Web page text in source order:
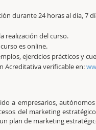
durante 24 horas al día, 7
realización del curso.
es online.
ejercicios prácticos y
Acreditativa verificable en:
a empresarios,
del marketing
plan de marketing